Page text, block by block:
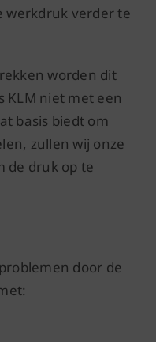
werkdruk verder te
worden dit
KLM niet met een
basis biedt om
zullen wij onze
de druk op te
door de